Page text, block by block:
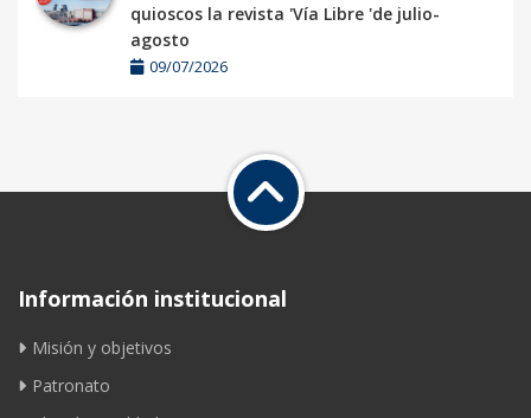
quioscos la revista 'Vía Libre 'de julio-
agosto
09/07/2026
Información institucional
Misión y objetivos
Patronato